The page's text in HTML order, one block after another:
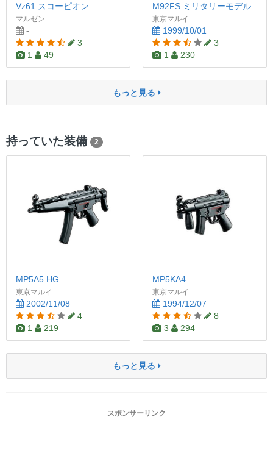
Vz61 スコーピオン
マルゼン
-
3
1
49
M92FS ミリタリーモデル
東京マルイ
1999/10/01
3
1
230
もっと見る
持っていた装備 2
MP5A5 HG
東京マルイ
2002/11/08
4
1
219
MP5KA4
東京マルイ
1994/12/07
8
3
294
もっと見る
スポンサーリンク